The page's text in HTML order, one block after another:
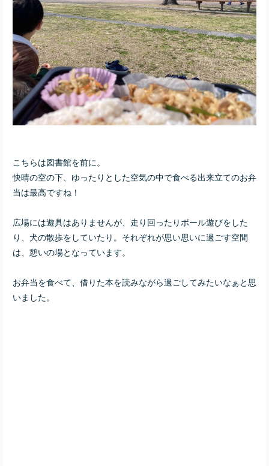
こちらは図書館を前に。
快晴の空の下、ゆったりとした空気の中で食べる出来立てのお弁
当は最高ですね！
広場には遊具はありませんが、走り回ったりボール遊びをした
り、犬の散歩をしていたり。それぞれが思い思いに過ごす空間
は、憩いの場となっています。
お弁当を食べて、 借りた本を読みながら過ごしてみたいなぁと思
いました。